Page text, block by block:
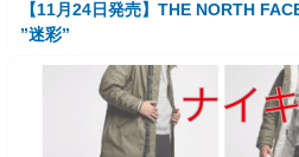
【11月24日発売】THE NORTH
”迷彩”